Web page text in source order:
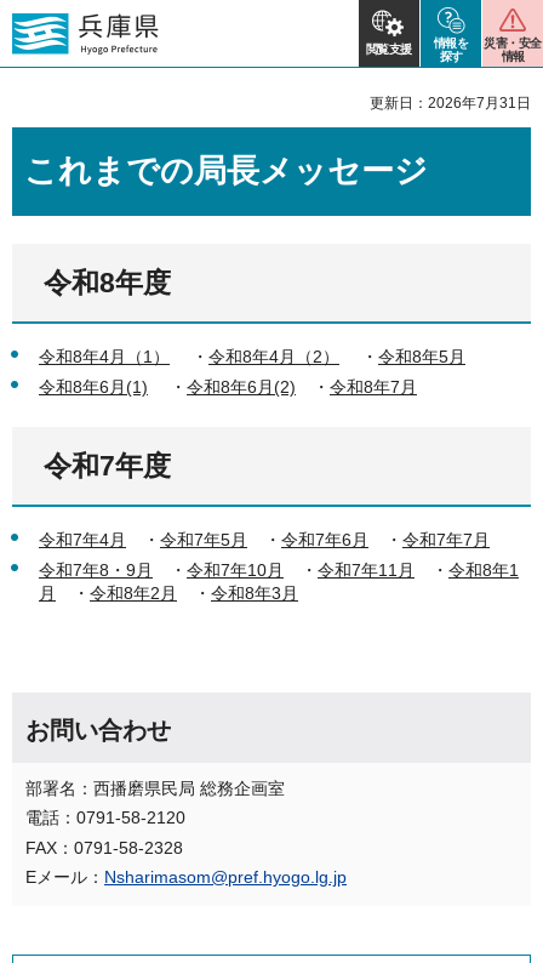
閲覧支援
情報を
探す
災害・安全
情報
更新日：2026年7月31日
これまでの局長メッセージ
令和8年度
令和8年4月（1） ・ 令和8年4月（2） ・ 令和8年5月
令和8年6月(1) ・ 令和8年6月(2) ・ 令和8年7月
令和7年度
令和7年4月 ・ 令和7年5月 ・ 令和7年6月 ・ 令和7年7月
令和7年8・9月
・ 令和7年10月 ・ 令和7年11月 ・ 令和8年1
月
・ 令和8年2月 ・ 令和8年3月
お問い合わせ
部署名：西播磨県民局 総務企画室
電話：0791-58-2120
FAX：0791-58-2328
Eメール： Nsharimasom@pref.hyogo.lg.jp